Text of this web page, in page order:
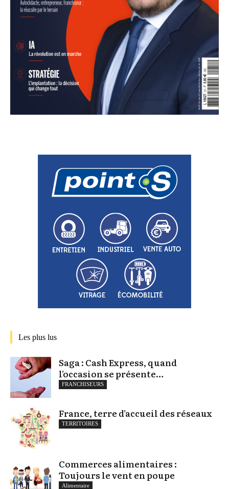
Les plus lus
Saga : Cash Express, quand
l’occasion se présente…
FRANCHISEURS
France, terre d’accueil des réseaux
TERRITOIRES
Commerces alimentaires :
Toujours le vent en poupe
Alimentaire